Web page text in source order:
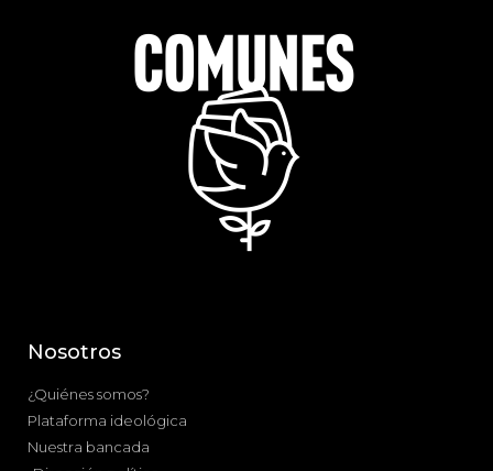
Nosotros
¿Quiénes somos?
Plataforma ideológica
Nuestra bancada